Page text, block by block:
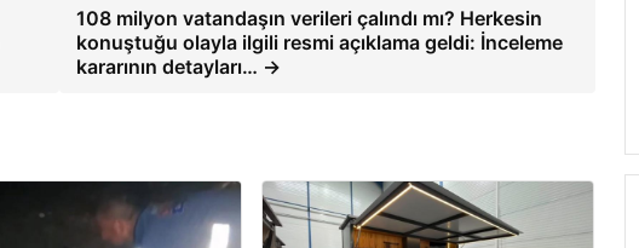
108 milyon vatandaşın verileri çalındı ​​mı? Herkesin
konuştuğu olayla ilgili resmi açıklama geldi: İnceleme
kararının detayları… →